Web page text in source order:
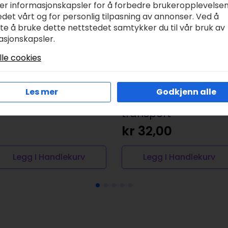
– Reinsdyr 2
kr 179,00.
139,00
kr 139,00.
Legg I Handlekurv
Rub on merkelapper,
ark 12,2×15,3 cm,
transport
kr 32,00
Legg I Handlekurv
informasjonskapsler for å forbedre
vårt og for personlig tilpasning av annonser. Ved å
å bruke dette nettstedet samtykker du til vår bruk av
cookies
Les mer Godkjenn alle